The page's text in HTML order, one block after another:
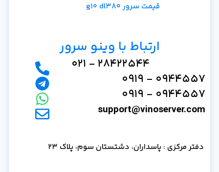
قیمت سرور g10 dl380
ارتباط با وینو سرور
28422544 - 021
0944557 - 0919
0944557 - 0919
support@vinoserver.com
دفتر مرکزی : پاسداران، دشتستان سوم، پلاک 23